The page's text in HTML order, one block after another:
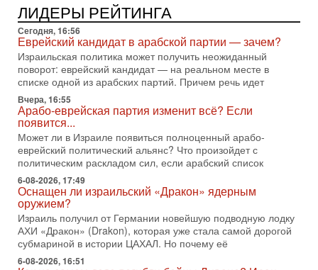
03/08/2026
Президент США Дональд Трамп объявил о возобновлении
переговоров с Ираном, но Тегеран пока не подтвердил
готовность к диалогу. По словам американского
2-08-2026, 08:42
Трамп отменил удар по Ирану - НОВОСТИ
02/08/2026
Президент США Дональд Трамп сегодня заявил об отмене
подготовленного удара по Ирану после обращений
Тегерана и других стран региона. По его словам,
1-08-2026, 17:50
«Русский голос» Израиля: кто заберет его на этот
раз?
Голоса русскоязычных репатриантов не раз кардинально
меняли политический ландшафт Израиля. Достаточно
вспомнить взлет партии «Исраэль ба-алия», когда
31-07-2026, 17:00
Тайны закрытых дверей: о чём на самом деле
молчат Трамп и Нетаньяху?
ЛИДЕРЫ РЕЙТИНГА
Сегодня, 16:56
Еврейский кандидат в арабской партии — зачем?
Израильская политика может получить неожиданный
поворот: еврейский кандидат — на реальном месте в
списке одной из арабских партий. Причем речь идет
Вчера, 16:55
Арабо-еврейская партия изменит всё? Если
появится...
Может ли в Израиле появиться полноценный арабо-
еврейский политический альянс? Что произойдет с
политическим раскладом сил, если арабский список
6-08-2026, 17:49
Оснащен ли израильский «Дракон» ядерным
оружием?
Израиль получил от Германии новейшую подводную лодку
АХИ «Дракон» (Drakon), которая уже стала самой дорогой
субмариной в истории ЦАХАЛ. Но почему её
6-08-2026, 16:51